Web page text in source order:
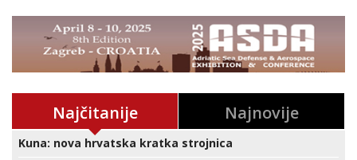
Najčitanije Najnovije
Kuna: nova hrvatska kratka strojnica